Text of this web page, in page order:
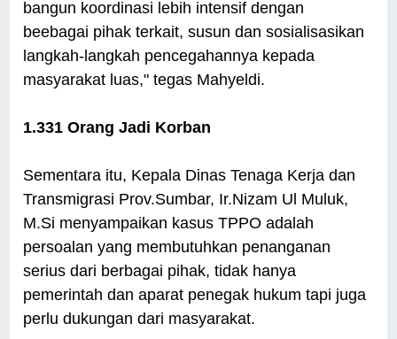
bangun koordinasi lebih intensif dengan
beebagai pihak terkait, susun dan sosialisasikan
langkah-langkah pencegahannya kepada
masyarakat luas," tegas Mahyeldi.
1.331 Orang Jadi Korban
Sementara itu, Kepala Dinas Tenaga Kerja dan
Transmigrasi Prov.Sumbar, Ir.Nizam Ul Muluk,
M.Si menyampaikan kasus TPPO adalah
persoalan yang membutuhkan penanganan
serius dari berbagai pihak, tidak hanya
pemerintah dan aparat penegak hukum tapi juga
perlu dukungan dari masyarakat.